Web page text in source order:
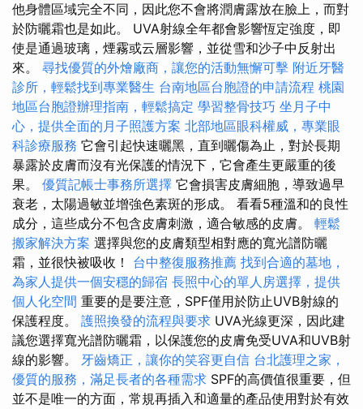
他身體區域完全不同，因此您不會將潤膚露放在臉上，而對
於防曬霜也是如此。 UVA射線全年都會影響恆定強度，即
使是通過玻璃，煙霧或云層影響，並從雪和沙子中反射出
來。 尋找優質的外燴廠商，讓您的活動無懈可擊 附近牙醫
診所，輕鬆找到專業醫生 台南地區台胞證的申請流程 桃園
地區台胞證辦理指南，輕鬆搞定 學習整骨技巧 坐月子中
心，提供全面的月子照護方案 北部地區眼科權威，專業眼
科診療服務 它會引起快速曬黑，直到曬傷為止，對於長期
暴露於皮膚而沒有光保護的情況下，它會產生更嚴重的後
果。 優質記帳士事務所選擇 它會損害皮膚細胞，導致過早
衰老，太陽過敏並增強色素斑的形成。 看看5種溫和的良性
成分，這些成分不包含皮膚刺激，適合敏感的皮膚。 輕鬆
搬家解決方案 選擇與您的皮膚類型相對應的寬光譜防曬
霜，並很快被吸收！ 台中整復服務推薦 找到合適的墓地，
為家人提供一個安穩的歸宿 長照中心的單人房選擇，提供
個人化空間 重要的是要注意，SPF僅用於防止UVB射線的
保護程度。 護照換發的流程與要求 UVA光線更深，因此建
議您選擇寬光譜防曬霜，以保護您的皮膚免受UVA和UVB射
線的影響。 牙齒矯正，讓你的笑容更自信 台北護理之家，
優質的服務，滿足長者的各種需求 SPF的高價值很重要，但
並不是唯一的方面，常規再插入和適量的產品使用對於有效